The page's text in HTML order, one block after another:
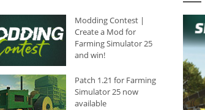
Modding Contest |
Create a Mod for
Farming Simulator 25
and win!
Patch 1.21 for Farming
Simulator 25 now
available